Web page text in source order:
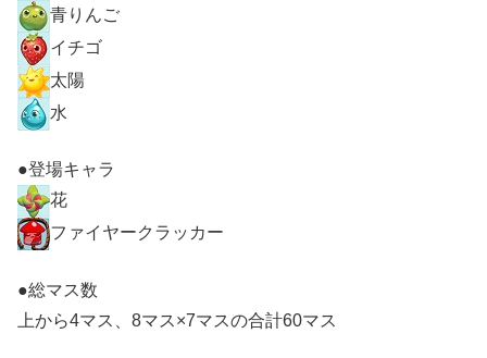
青りんご
イチゴ
太陽
水
●登場キャラ
花
ファイヤークラッカー
●総マス数
上から4マス、8マス×7マスの合計60マス